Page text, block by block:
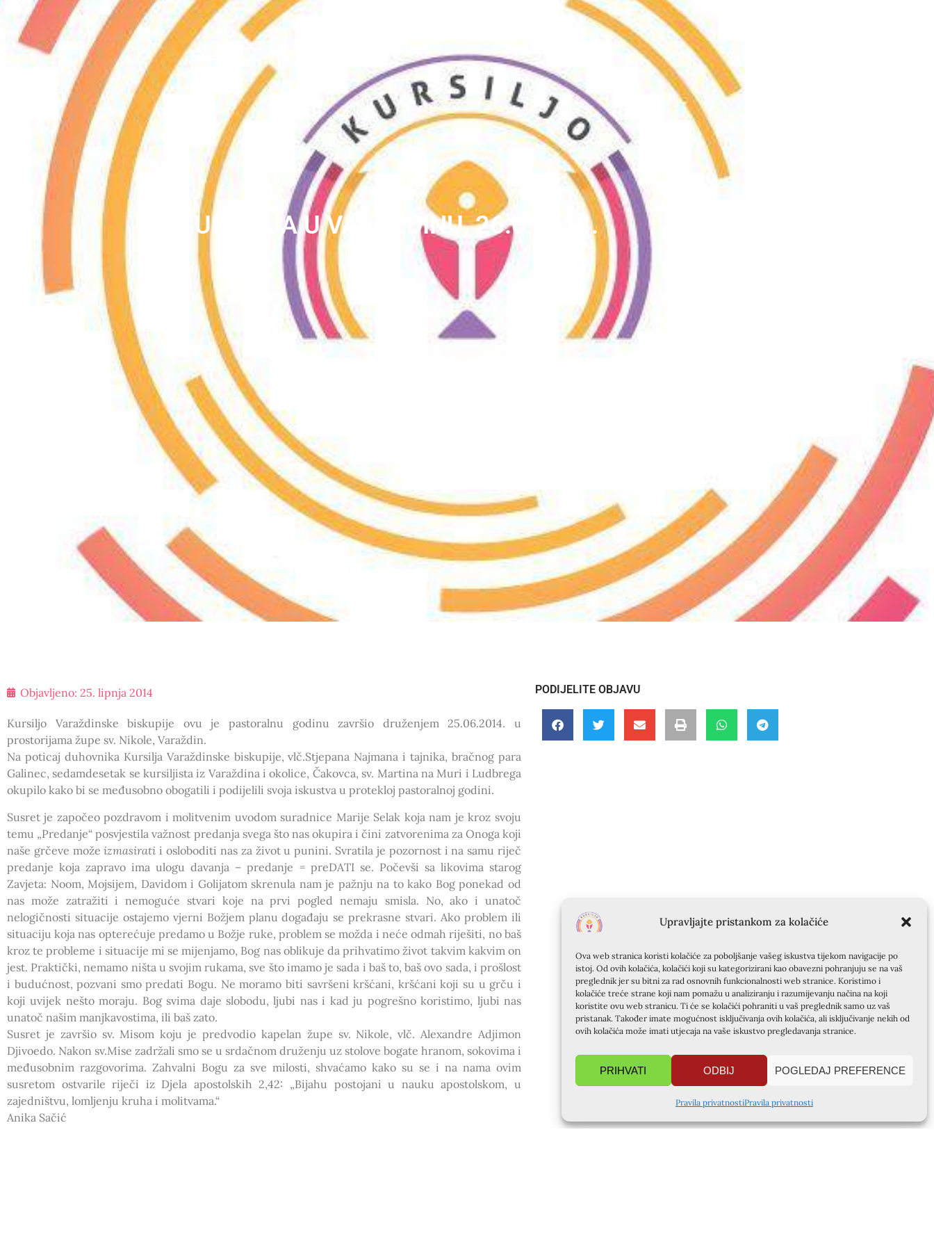
Upravljajte pristankom za kolačiće
Ova web stranica koristi kolačiće za poboljšanje vašeg iskustva tijekom navigacije po
istoj. Od ovih kolačića, kolačići koji su kategorizirani kao obavezni pohranjuju se na vaš
preglednik jer su bitni za rad osnovnih funkcionalnosti web stranice. Koristimo i
kolačiće treće strane koji nam pomažu u analiziranju i razumijevanju načina na koji
koristite ovu web stranicu. Ti će se kolačići pohraniti u vaš preglednik samo uz vaš
pristanak. Također imate mogućnost isključivanja ovih kolačića, ali isključivanje nekih od
ovih kolačića može imati utjecaja na vaše iskustvo pregledavanja stranice.
PRIHVATI ODBIJ POGLEDAJ PREFERENCE
Pravila privatnostiPravila privatnosti
ULTREJA U VARAŽDINU, 26.6.2014.
Objavljeno: 25. lipnja 2014
Kursiljo Varaždinske biskupije ovu je pastoralnu godinu završio druženjem 25.06.2014. u
prostorijama župe sv. Nikole, Varaždin.
Na poticaj duhovnika Kursilja Varaždinske biskupije, vlč.Stjepana Najmana i tajnika, bračnog para
Galinec, sedamdesetak se kursiljista iz Varaždina i okolice, Čakovca, sv. Martina na Muri i Ludbrega
okupilo kako bi se međusobno obogatili i podijelili svoja iskustva u protekloj pastoralnoj godini.
Susret je započeo pozdravom i molitvenim uvodom suradnice Marije Selak koja nam je kroz svoju
temu „Predanje“ posvjestila važnost predanja svega što nas okupira i čini zatvorenima za Onoga koji
naše grčeve možeizmasirati i osloboditi nas za život u punini. Svratila je pozornost i na samu riječ
predanje koja zapravo ima ulogu davanja – predanje = preDATI se. Počevši sa likovima starog
Zavjeta: Noom, Mojsijem, Davidom i Golijatom skrenula nam je pažnju na to kako Bog ponekad od
nas može zatražiti i nemoguće stvari koje na prvi pogled nemaju smisla. No, ako i unatoč
nelogičnosti situacije ostajemo vjerni Božjem planu događaju se prekrasne stvari. Ako problem ili
situaciju koja nas opterećuje predamo u Božje ruke, problem se možda i neće odmah riješiti, no baš
kroz te probleme i situacije mi se mijenjamo, Bog nas oblikuje da prihvatimo život takvim kakvim on
jest. Praktički, nemamo ništa u svojim rukama, sve što imamo je sada i baš to, baš ovo sada, i prošlost
i budućnost, pozvani smo predati Bogu. Ne moramo biti savršeni kršćani, kršćani koji su u grču i
koji uvijek nešto moraju. Bog svima daje slobodu, ljubi nas i kad ju pogrešno koristimo, ljubi nas
unatoč našim manjkavostima, ili baš zato.
Susret je završio sv. Misom koju je predvodio kapelan župe sv. Nikole, vlč. Alexandre Adjimon
Djivoedo. Nakon sv.Mise zadržali smo se u srdačnom druženju uz stolove bogate hranom, sokovima i
međusobnim razgovorima. Zahvalni Bogu za sve milosti, shvaćamo kako su se i na nama ovim
susretom ostvarile riječi iz Djela apostolskih 2,42: „Bijahu postojani u nauku apostolskom, u
zajedništvu, lomljenju kruha i molitvama.“
Anika Sačić
PODIJELITE OBJAVU